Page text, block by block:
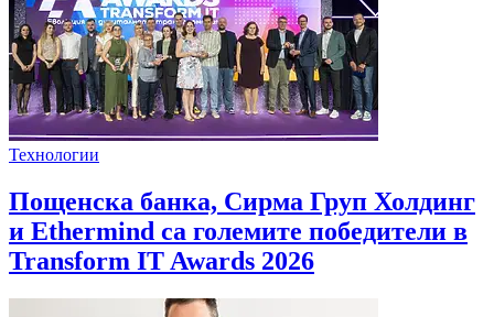
Технологии
Пощенска банка, Сирма Груп Холдинг
и Ethermind са големите победители в
Transform IT Awards 2026